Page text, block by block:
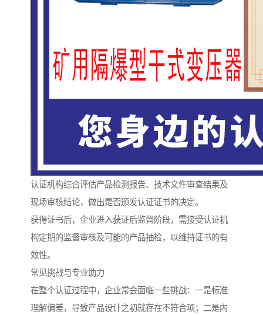
认证机构综合评估产品检测报告、技术文件审查结果及
现场审核结论，做出是否颁发认证证书的决定。
获得证书后，企业进入获证后监督阶段，需接受认证机
构定期的监督审核及可能的产品抽检，以维持证书的有
效性。
常见挑战与专业助力
在整个认证过程中，企业常会面临一些挑战：一是标准
理解偏差，导致产品设计之初就存在不符合项；二是内